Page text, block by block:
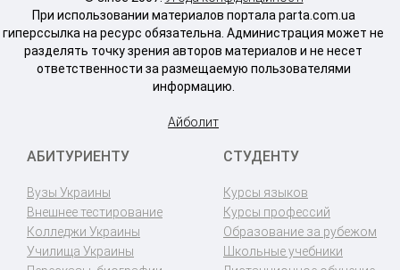
При использовании материалов портала parta.com.ua
гиперссылка на ресурс обязательна. Администрация может не
разделять точку зрения авторов материалов и не несет
ответственности за размещаемую пользователями
информацию.
Айболит
АБИТУРИЕНТУ
Вузы Украины
Внешнее тестирование
Колледжи Украины
Училища Украины
СТУДЕНТУ
Курсы языков
Курсы профессий
Образование за рубежом
Школьные учебники